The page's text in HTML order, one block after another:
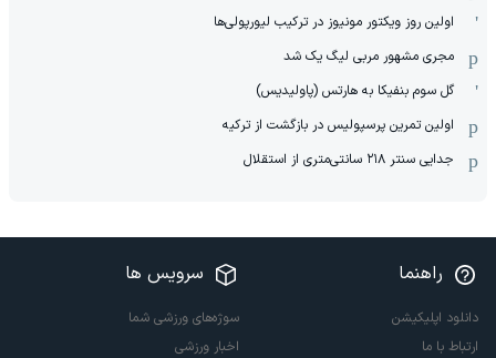
اولین روز ویکتور مونیوز در ترکیب لیورپولی‌ها
مجری مشهور مربی لیگ یک شد
گل سوم بنفیکا به هارتس (پاولیدیس)
اولین تمرین پرسپولیس در بازگشت از ترکیه
جدایی سنتر ۲۱۸ سانتی‌متری از استقلال
راهنما
دانلود اپلیکیشن
ارتباط با ما
سرویس ها
سوژه‌های ورزشی شما
اخبار ورزشی